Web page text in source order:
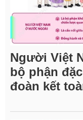
Người Việt
bộ phận
đoàn kết